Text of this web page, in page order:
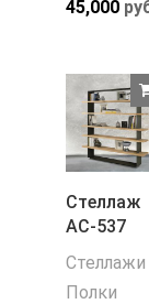
45,000
Стеллаж
АС-537
Стеллажи
Полки